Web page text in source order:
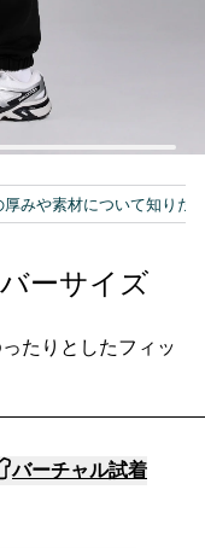
ーサイズ
たりとしたフィッ
バーチャル試着